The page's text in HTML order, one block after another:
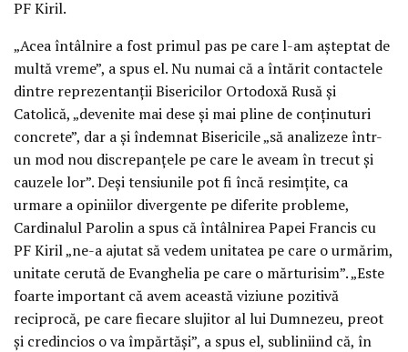
PF Kiril.
„Acea întâlnire a fost primul pas pe care l-am așteptat de
multă vreme”, a spus el. Nu numai că a întărit contactele
dintre reprezentanții Bisericilor Ortodoxă Rusă și
Catolică, „devenite mai dese și mai pline de conținuturi
concrete”, dar a și îndemnat Bisericile „să analizeze într-
un mod nou discrepanțele pe care le aveam în trecut și
cauzele lor”. Deși tensiunile pot fi încă resimțite, ca
urmare a opiniilor divergente pe diferite probleme,
Cardinalul Parolin a spus că întâlnirea Papei Francis cu
PF Kiril „ne-a ajutat să vedem unitatea pe care o urmărim,
unitate cerută de Evanghelia pe care o mărturisim”. „Este
foarte important că avem această viziune pozitivă
reciprocă, pe care fiecare slujitor al lui Dumnezeu, preot
și credincios o va împărtăși”, a spus el, subliniind că, în